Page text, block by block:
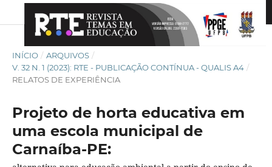
INÍCIO / ARQUIVOS /
V. 32 N. 1 (2023): RTE - PUBLICAÇÃO CONTÍNUA - QUALIS A4 /
RELATOS DE EXPERIÊNCIA
Projeto de horta educativa em
uma escola municipal de
Carnaíba-PE: